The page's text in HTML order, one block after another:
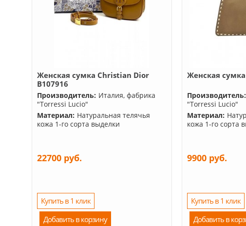
Женская сумка Christian Dior
B107916
Производитель: Италия, фабрика
"Torressi Lucio"
Материал: Натуральная телячья
кожа 1-го сорта выделки
22700 руб.
Купить в 1 клик
Добавить в корзину
Женская
Производитель:
"Torressi Lucio"
Материал:
кожа 1-го сорта
9900 руб.
Купить в 1 клик
Добавить в